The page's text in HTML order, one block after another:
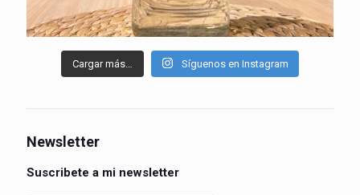
Cargar más… Síguenos en Instagram
Newsletter
Suscribete a mi newsletter